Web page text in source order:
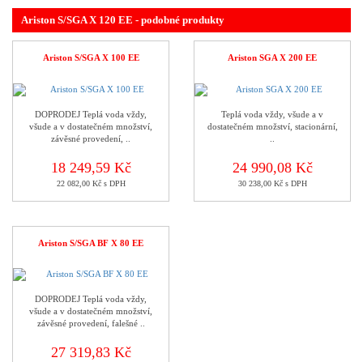
Ariston S/SGA X 120 EE - podobné produkty
Ariston S/SGA X 100 EE
DOPRODEJ Teplá voda vždy,
všude a v dostatečném množství,
závěsné provedení, ..
18 249,59 Kč
22 082,00 Kč s DPH
Ariston SGA X 200 EE
Teplá voda vždy, všude a v
dostatečném množství, stacionární,
24 990,08 Kč
30 238,00 Kč s DPH
Ariston S/SGA BF X 80 EE
DOPRODEJ Teplá voda vždy,
všude a v dostatečném množství,
závěsné provedení, falešné ..
27 319,83 Kč